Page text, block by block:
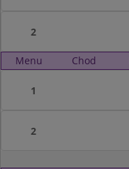
2
Menu Chod
1
2